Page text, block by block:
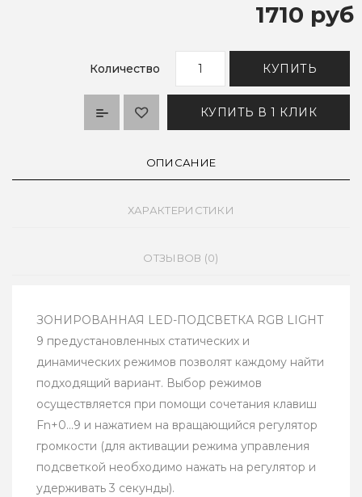
1710 руб
Количество КУПИТЬ
КУПИТЬ В 1 КЛИК
ОПИСАНИЕ
ХАРАКТЕРИСТИКИ
ОТЗЫВОВ (0)
ЗОНИРОВАННАЯ LED-ПОДСВЕТКА RGB LIGHT
9 предустановленных статических и
динамических режимов позволят каждому найти
подходящий вариант. Выбор режимов
осуществляется при помощи сочетания клавиш
Fn+0...9 и нажатием на вращающийся регулятор
громкости (для активации режима управления
подсветкой необходимо нажать на регулятор и
удерживать 3 секунды).